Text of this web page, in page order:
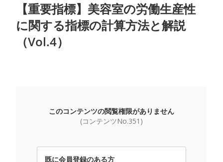
【重要指標】美容室の労働生産性
に関する指標の計算方法と解説
（Vol.4）